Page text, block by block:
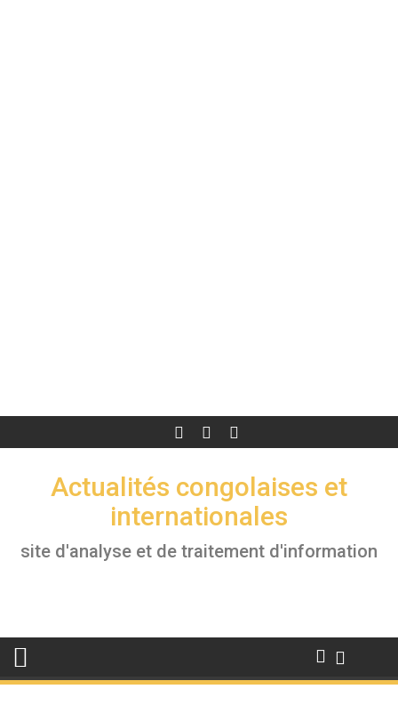
Actualités congolaises et
internationales
site d'analyse et de traitement d'information